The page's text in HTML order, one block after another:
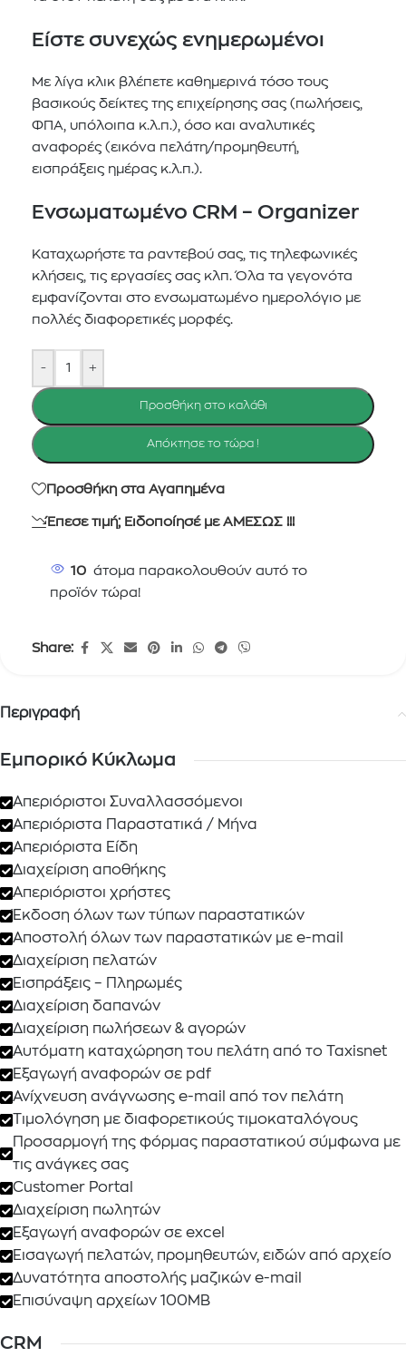
Είστε συνεχώς ενημερωμένοι
Με λίγα κλικ βλέπετε καθημερινά τόσο τους
βασικούς δείκτες της επιχείρησης σας (πωλήσεις,
ΦΠΑ, υπόλοιπα κ.λ.π.), όσο και αναλυτικές
αναφορές (εικόνα πελάτη/προμηθευτή,
εισπράξεις ημέρας κ.λ.π.).
Ενσωματωμένο CRM – Organizer
Καταχωρήστε τα ραντεβού σας, τις τηλεφωνικές
κλήσεις, τις εργασίες σας κλπ. Όλα τα γεγονότα
εμφανίζονται στο ενσωματωμένο ημερολόγιο με
πολλές διαφορετικές μορφές.
- +
Προσθήκη στο καλάθι
Απόκτησε το τώρα !
Προσθήκη στα Αγαπημένα
Έπεσε τιμή; Ειδοποίησέ με ΑΜΕΣΩΣ !!!
10 άτομα παρακολουθούν αυτό το
προϊόν τώρα!
Share:
Περιγραφή
Εμπορικό Κύκλωμα
Απεριόριστοι Συναλλασσόμενοι
Απεριόριστα Παραστατικά / Μήνα
Απεριόριστα Είδη
Διαχείριση αποθήκης
Απεριόριστοι χρήστες
Έκδοση όλων των τύπων παραστατικών
Αποστολή όλων των παραστατικών με e-mail
Διαχείριση πελατών
Εισπράξεις – Πληρωμές
Διαχείριση δαπανών
Διαχείριση πωλήσεων & αγορών
Αυτόματη καταχώρηση του πελάτη από το Taxisnet
Εξαγωγή αναφορών σε pdf
Ανίχνευση ανάγνωσης e-mail από τον πελάτη
Τιμολόγηση με διαφορετικούς τιμοκαταλόγους
Προσαρμογή της φόρμας παραστατικού σύμφωνα με
τις ανάγκες σας
Customer Portal
Διαχείριση πωλητών
Εξαγωγή αναφορών σε excel
Εισαγωγή πελατών, προμηθευτών, ειδών από αρχείο
Δυνατότητα αποστολής μαζικών e-mail
Επισύναψη αρχείων 100MB
CRM